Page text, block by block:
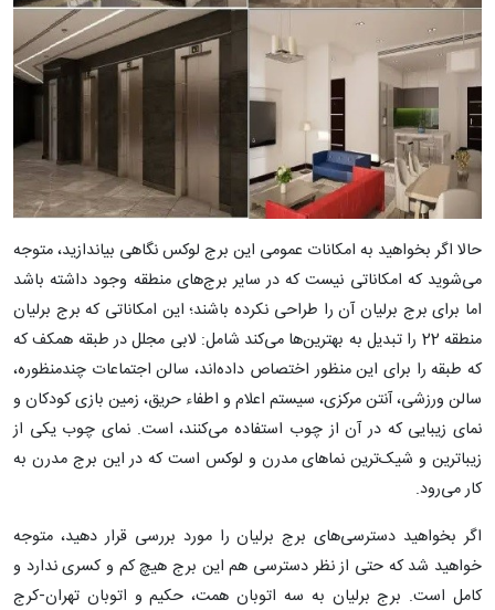
حالا اگر بخواهید به امکانات عمومی این برج لوکس نگاهی بیاندازید، متوجه
می‌شوید که امکاناتی نیست که در سایر برج‌های منطقه وجود داشته باشد
اما برای برج برلیان آن را طراحی نکرده باشند؛ این امکاناتی که برج برلیان
منطقه 22 را تبدیل به بهترین‌ها می‌کند شامل: لابی مجلل در طبقه همکف که
که طبقه را برای این منظور اختصاص داده‌اند، سالن اجتماعات چندمنظوره،
سالن ورزشی، آنتن مرکزی، سیستم اعلام و اطفاء حریق، زمین بازی کودکان و
نمای زیبایی که در آن از چوب استفاده می‌کنند، است. نمای چوب یکی از
زیباترین و شیک‌ترین نماهای مدرن و لوکس است که در این برج مدرن به
کار می‌رود.
اگر بخواهید دسترسی‌های برج برلیان را مورد بررسی قرار دهید، متوجه
خواهید شد که حتی از نظر دسترسی هم این برج هیچ کم و کسری ندارد و
کامل است. برج برلیان به سه اتوبان همت، حکیم و اتوبان تهران-کرج